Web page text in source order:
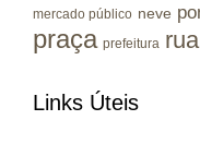
mercado público neve
praça prefeitura rua
Links Úteis